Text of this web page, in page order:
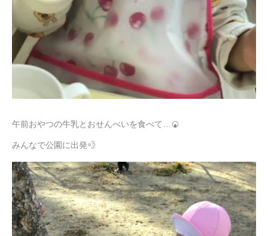
午前おやつの牛乳とおせんべいを食べて…🍘
みんなで公園に出発💨